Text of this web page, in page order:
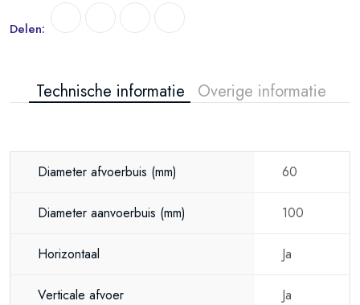
Delen:
Technische informatie Overige informatie
Diameter afvoerbuis (mm) 60
Diameter aanvoerbuis (mm) 100
Horizontaal Ja
Verticale afvoer Ja